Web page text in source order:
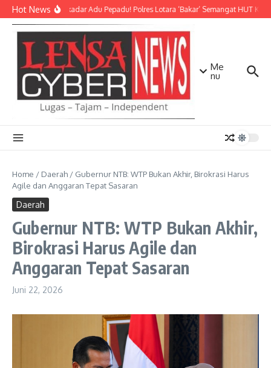
Lewati ke konten
Hot NewsBukan Sekadar Adu Pepadu! Polres Lotara ‘Bakar’ Semangat HUT KLU
Me
nu
Home / Daerah / Gubernur NTB: WTP Bukan Akhir, Birokrasi Harus
Agile dan Anggaran Tepat Sasaran
Daerah
Gubernur NTB: WTP Bukan Akhir,
Birokrasi Harus Agile dan
Anggaran Tepat Sasaran
Juni 22, 2026